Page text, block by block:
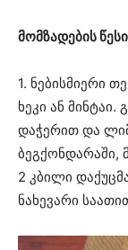
მომზადების
1. ნებისმიერი
ხეკი ან
დაჭერით და
ბეგქონდარაში,
2 კბილი
ნახევარი